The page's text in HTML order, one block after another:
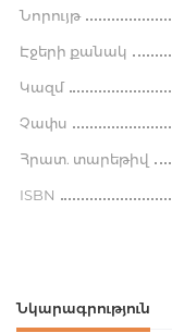
Նորույթ
Էջերի քանակ
Կազմ
Չափս
Հրատ. տարեթիվ
ISBN
Նկարագրություն